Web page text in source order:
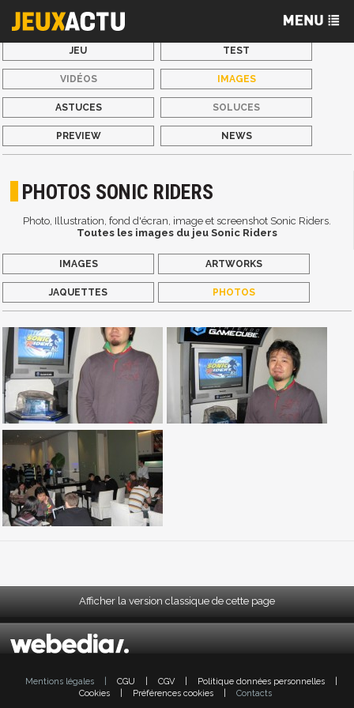
JEU TEST
VIDÉOS IMAGES
ASTUCES SOLUCES
PREVIEW NEWS
PHOTOS SONIC RIDERS
Photo, Illustration, fond d'écran, image et screenshot Sonic Riders.
Toutes les images du jeu Sonic Riders
IMAGES ARTWORKS
JAQUETTES PHOTOS
Afficher la version classique de cette page
Mentions légales CGU CGV Politique données personnelles
Cookies
Préférences cookies Contacts